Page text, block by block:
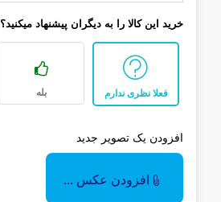
خرید این کالا را به دیگران پیشنهاد میکنید؟
فعلا نظری ندارم بله
افزودن یک تصویر جدید
افزودن عکس ...